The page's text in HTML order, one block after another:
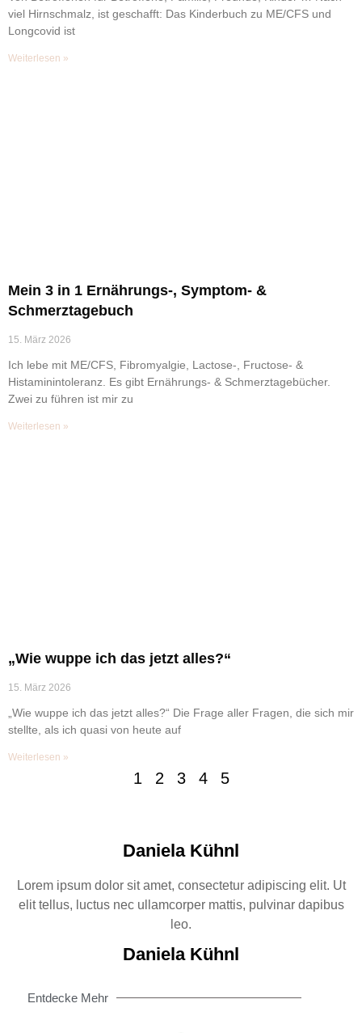
viel Hirnschmalz, ist geschafft: Das Kinderbuch zu ME/CFS und
Longcovid ist
Weiterlesen »
Mein 3 in 1 Ernährungs-, Symptom- &
Schmerztagebuch
15. März 2026
Ich lebe mit ME/CFS, Fibromyalgie, Lactose-, Fructose- &
Histaminintoleranz. Es gibt Ernährungs- & Schmerztagebücher.
Zwei zu führen ist mir zu
Weiterlesen »
„Wie wuppe ich das jetzt alles?“
15. März 2026
„Wie wuppe ich das jetzt alles?“ Die Frage aller Fragen, die sich mir
stellte, als ich quasi von heute auf
Weiterlesen »
1 2 3 4 5
Daniela Kühnl
Lorem ipsum dolor sit amet, consectetur adipiscing elit. Ut
elit tellus, luctus nec ullamcorper mattis, pulvinar dapibus
leo.
Daniela Kühnl
Entdecke Mehr